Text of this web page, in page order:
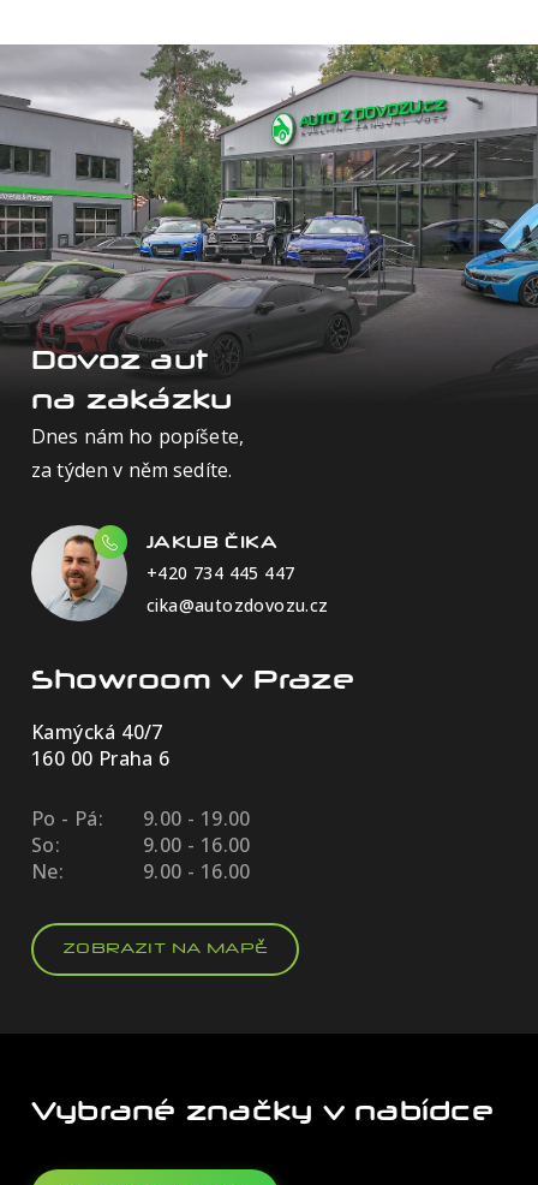
Dovoz aut
na zakázku
Dnes nám ho popíšete,
za týden v něm sedíte.
JAKUB ČIKA
+420 734 445 447
cika@autozdovozu.cz
Showroom v Praze
Kamýcká 40/7
160 00 Praha 6
Po - Pá:
9.00 - 19.00
So:
9.00 - 16.00
Ne:
9.00 - 16.00
ZOBRAZIT NA MAPĚ
Vybrané značky v nabídce